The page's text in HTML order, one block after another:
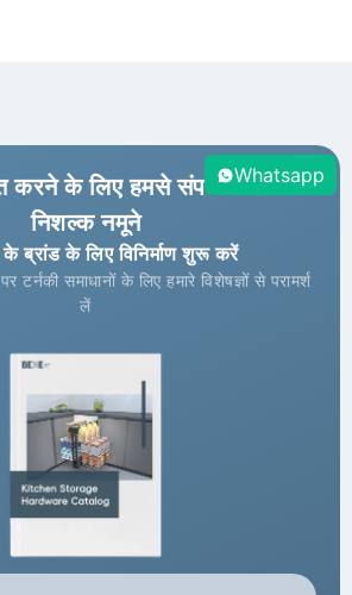
करने के लिए हमसे संपर्क करें &
निशल्क नमूने
ब्रांड के लिए विनिर्माण शुरू करें
टर्नकी समाधानों के लिए हमारे विशेषज्ञों से परामर्श
लें
Whatsapp